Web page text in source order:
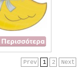
Next
2
1
Prev